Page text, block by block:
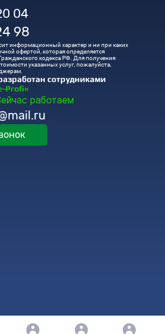
04
98
информационный характер и ни при каких
офертой, которая определяется
кодекса РФ. Для получения
указанных услуг, пожалуйста,
сотрудниками
Profi»
работаем